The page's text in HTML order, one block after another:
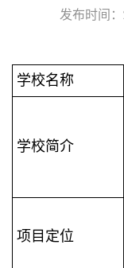
发布时间：
学校名称
学校简介
项目定位